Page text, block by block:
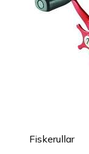
Fiskerullar